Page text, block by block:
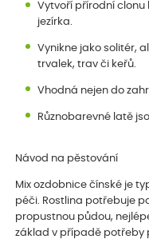
Vytvoří přírodní
jezírka.
Vynikne jako solitér,
trvalek, trav či keřů.
Vhodná nejen do
Různobarevné latě
Návod na pěstování
Mix ozdobnice čínské je
péči. Rostlina potřebuje
propustnou půdou,
základ v případě potřeby